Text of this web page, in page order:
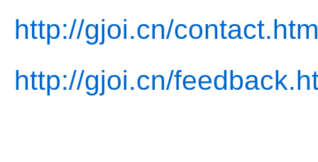
http://gjoi.cn/
http://gjoi.cn/